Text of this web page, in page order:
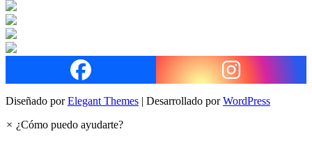
Diseñado porElegant Themes | Desarrollado porWordPress
× ¿Cómo puedo ayudarte?